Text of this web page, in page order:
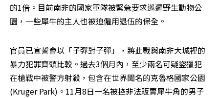
的1倍。目前南非的國家軍隊被緊急要求巡邏野生動物公
園，一些犀牛的主人也被迫僱用退伍的保全。
官員已宣誓會以「子彈對子彈」，將此戰與南非大城裡的
暴力犯罪齊頭比較。過去3個月內，至少兩名可疑盜獵犯
在槍戰中被警方射殺，包含在世界聞名的克魯格國家公園
(Kruger Park)。11月8日一名被控非法販賣犀牛角的男子